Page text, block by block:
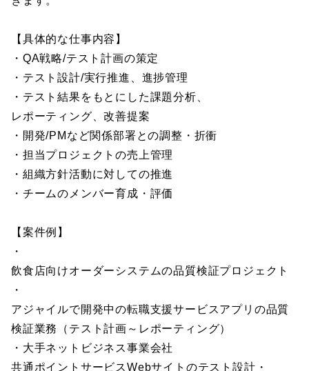
【具体的な仕事内容】
・QA戦略/テスト計画の策定
・テスト設計/実行推進、進捗管理
・テスト結果をもとにした課題分析、
レポーティング、改善提案
・開発/PMなど関係部署との調整・折衝
・担当プロジェクトの売上管理
・組織方針活動に対しての推進
・チームのメンバー育成・評価
【案件例】
・
飲食店向けオーダーシステムの品質検証プロジェクト
・
アジャイルで開発中の転職支援サービスアプリの品質
検証業務（テスト計画～レポーティング）
・大手ネットビジネス事業会社
共通ポイントサービスWebサイトのテスト設計・